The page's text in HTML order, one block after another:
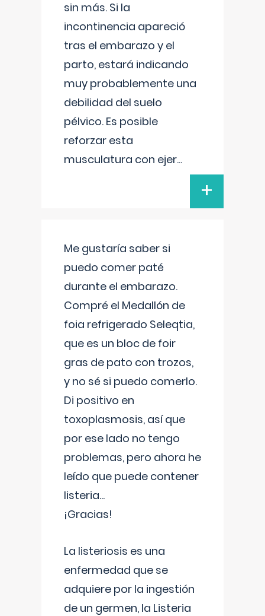
sin más. Si la
incontinencia apareció
tras el embarazo y el
parto, estará indicando
muy probablemente una
debilidad del suelo
pélvico. Es posible
reforzar esta
musculatura con ejer...
+
Me gustaría saber si
puedo comer paté
durante el embarazo.
Compré el Medallón de
foia refrigerado Seleqtia,
que es un bloc de foir
gras de pato con trozos,
y no sé si puedo comerlo.
Di positivo en
toxoplasmosis, así que
por ese lado no tengo
problemas, pero ahora he
leído que puede contener
listeria...
¡Gracias!
La listeriosis es una
enfermedad que se
adquiere por la ingestión
de un germen, la Listeria